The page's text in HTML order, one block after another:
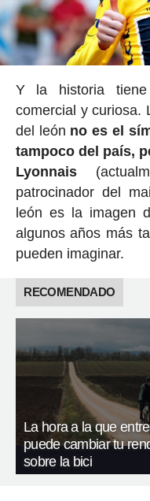
Y la historia tiene
comercial y curiosa.
del león no es el
tampoco del país,
Lyonnais
patrocinador del
león es la imagen
algunos años más
pueden imaginar.
RECOMENDADO
La hora a la que
puede cambiar tu
sobre la bici